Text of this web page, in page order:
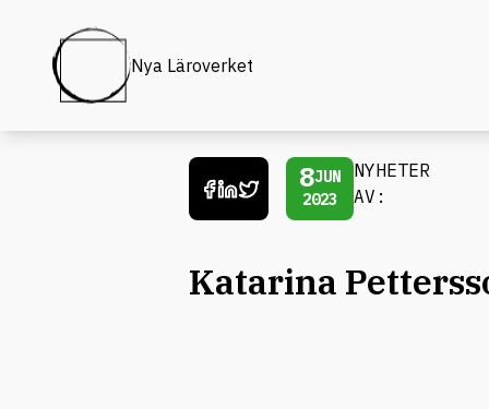
Nya Läroverket
8JUN
2023
NYHETER
AV:
Katarina